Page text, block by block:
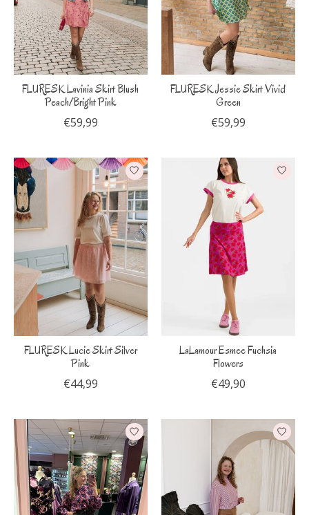
FLURESK Lavinia Skirt Blush
Peach/Bright Pink
€59,99
FLURESK Jessie Skirt Vivid
Green
€59,99
FLURESK Lucie Skirt Silver
Pink
€44,99
LaLamour Esmee Fuchsia
Flowers
€49,90